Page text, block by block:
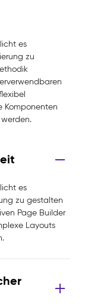
es
zu
Komponenten
es
zu gestalten
Page Builder
Layouts